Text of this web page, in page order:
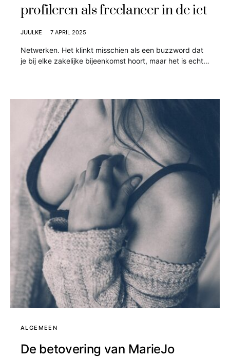
profileren als freelancer in de ict
JUULKE 7 APRIL 2025
Netwerken. Het klinkt misschien als een buzzword dat
je bij elke zakelijke bijeenkomst hoort, maar het is echt…
ALGEMEEN
De betovering van MarieJo